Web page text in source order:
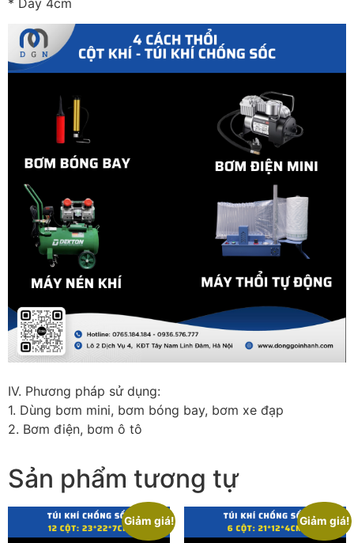
* Dày 4cm
IV. Phương pháp sử dụng:
1. Dùng bơm mini, bơm bóng bay, bơm xe đạp
2. Bơm điện, bơm ô tô
Sản phẩm tương tự
Giảm giá! Giảm giá!